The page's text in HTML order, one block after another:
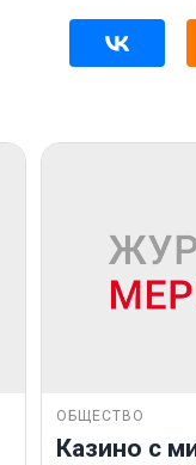
ОБЩЕСТВО
Казино с